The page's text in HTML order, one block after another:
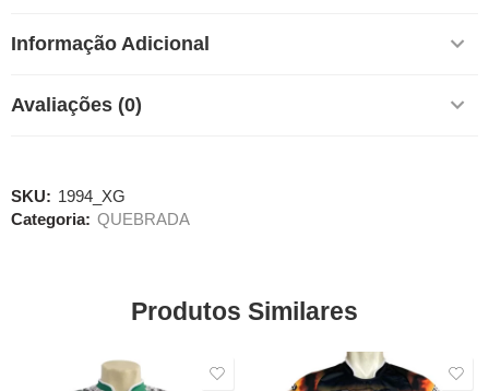
Informação Adicional
Avaliações (0)
SKU: 1994_XG
Categoria: QUEBRADA
Produtos Similares